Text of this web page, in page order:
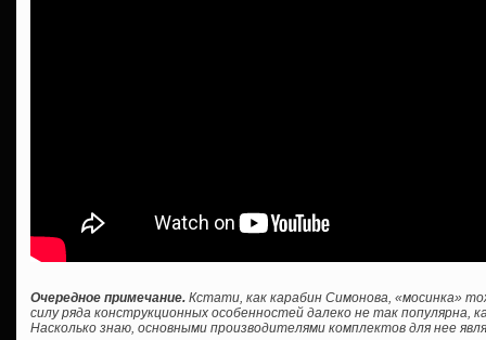
Очередное примечание. Кстати, как карабин Симонова, «мосинка»
силу ряда конструкционных особенностей далеко не так популярна,
Насколько знаю, основными производителями комплектов для нее